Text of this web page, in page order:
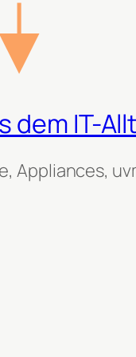
dem IT-
Appliances,